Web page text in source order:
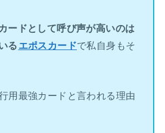
ードとして呼び声が高いのは
る エポスカードで私自身もそ
用最強カードと言われる理由